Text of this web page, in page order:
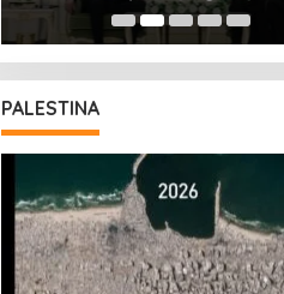
PALESTINA